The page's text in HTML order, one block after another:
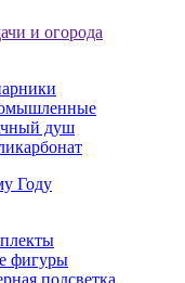
и огорода
душ
Году
фигуры
подсветка